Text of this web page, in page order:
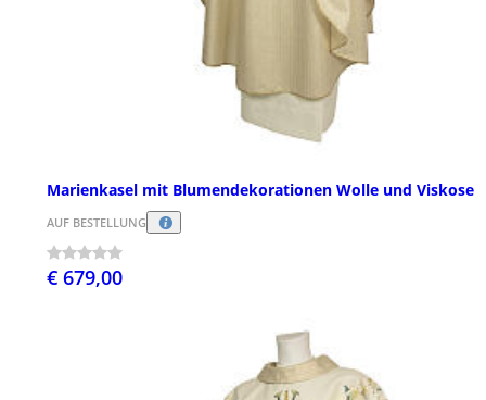
Marienkasel mit Blumendekorationen Wolle und Viskose
AUF BESTELLUNG
€ 679,00